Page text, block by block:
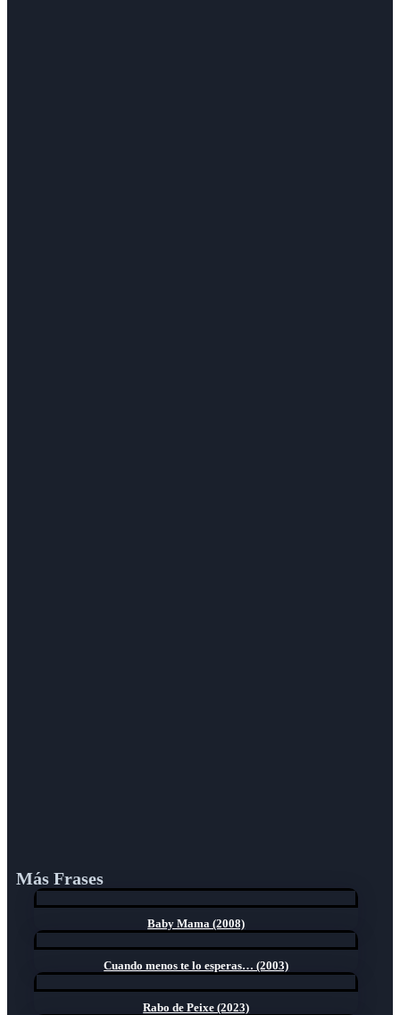
Más Frases
Baby Mama (2008)
Cuando menos te lo esperas… (2003)
Rabo de Peixe (2023)